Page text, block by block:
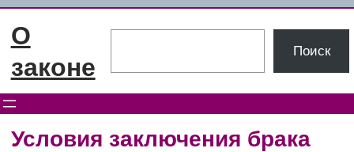
Перейти
О
законе
Поиск
Условия заключения брака